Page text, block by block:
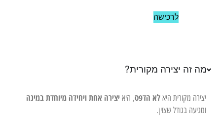
לרכישה
מה זה יצירה מקורית?
יצירה מקורית היא לא הדפס, היא יצירה אחת ויחידה מיוחדת במינה
ומגיעה בגודל שצוין.